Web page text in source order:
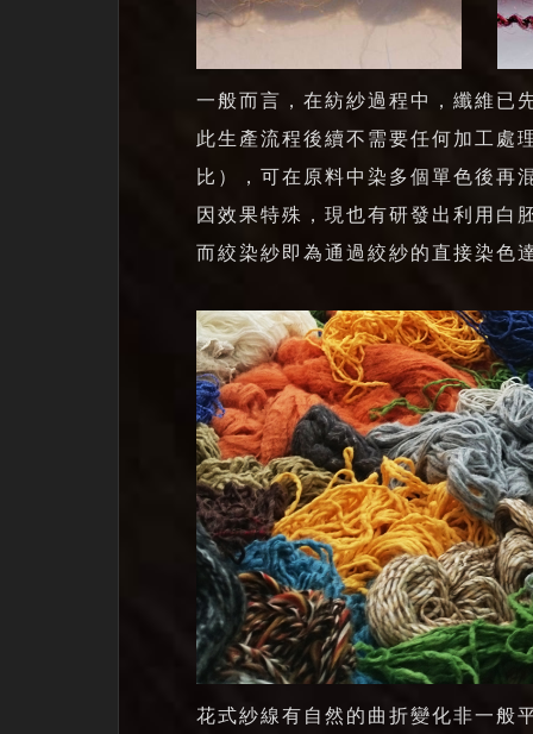
一般而言，在紡紗過程中，纖維已
此生產流程後續不需要任何加工處
比），可在原料中染多個單色後再
因效果特殊，現也有研發出利用白
而絞染紗即為通過絞紗的直接染色
花式紗線有自然的曲折變化非一般